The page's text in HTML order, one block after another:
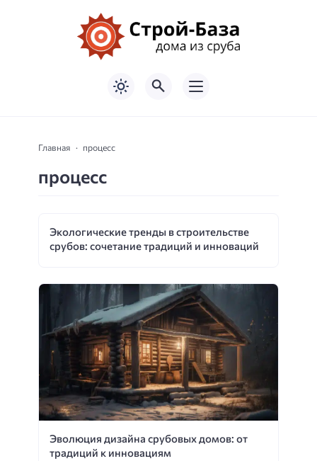
Главная процесс
процесс
Экологические тренды в строительстве
срубов: сочетание традиций и инноваций
Эволюция дизайна срубовых домов: от
традиций к инновациям